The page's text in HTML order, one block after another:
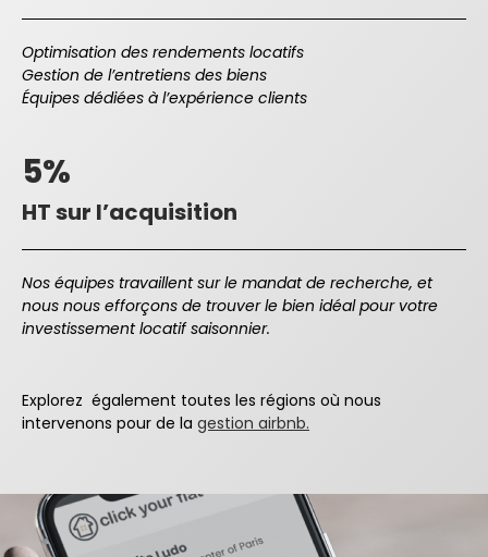
Optimisation des rendements locatifs
Gestion de l’entretiens des biens
Équipes dédiées à l’expérience clients
5%
HT sur l’acquisition
Nos équipes travaillent sur le mandat de recherche, et
nous nous efforçons de trouver le bien idéal pour votre
investissement locatif saisonnier.
Explorez également toutes les régions où nous
intervenons pour de la gestion airbnb.